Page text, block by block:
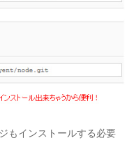
もインストールする必要